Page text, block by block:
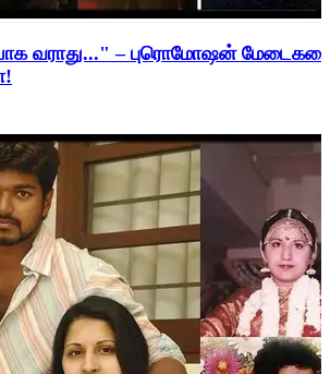
வராது..." – புரொமோஷன்